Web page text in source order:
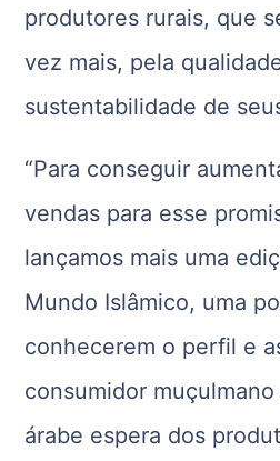
produtores rurais, que
vez mais, pela
sustentabilidade de
“Para conseguir
vendas para esse
lançamos mais uma
Mundo Islâmico, uma
conhecerem o perfil e
consumidor
árabe espera dos